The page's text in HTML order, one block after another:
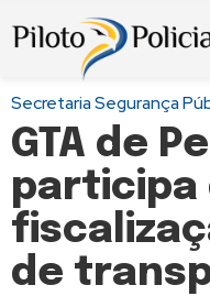
Secretaria Segurança
GTA de
participa
de